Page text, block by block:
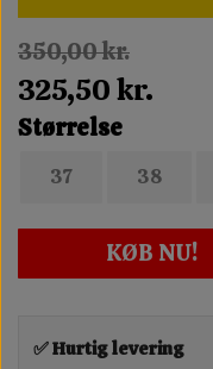
350,00 kr.
325,50 kr.
Størrelse
37 38
KØB NU!
✅ Hurtig levering